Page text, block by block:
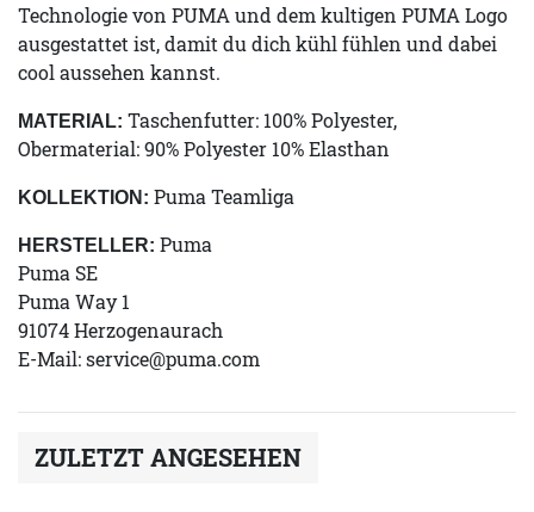
Technologie von PUMA und dem kultigen PUMA Logo
ausgestattet ist, damit du dich kühl fühlen und dabei
cool aussehen kannst.
MATERIAL: Taschenfutter: 100% Polyester,
Obermaterial: 90% Polyester 10% Elasthan
KOLLEKTION: Puma Teamliga
HERSTELLER: Puma
Puma SE
Puma Way 1
91074 Herzogenaurach
E-Mail:service@puma.com
ZULETZT ANGESEHEN